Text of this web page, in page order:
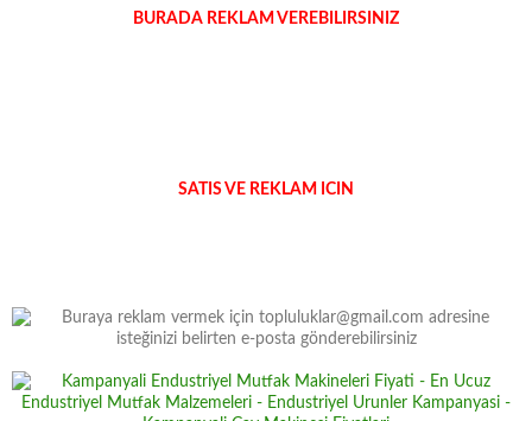
BURADA REKLAM VEREBILIRSINIZ
SATIS VE REKLAM ICIN